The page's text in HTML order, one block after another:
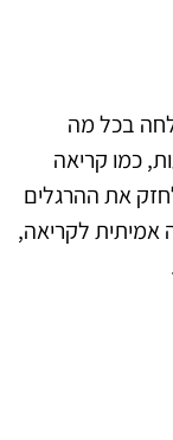
בכל מה
כמו קריאה
את ההרגלים
אמיתית לקריאה,